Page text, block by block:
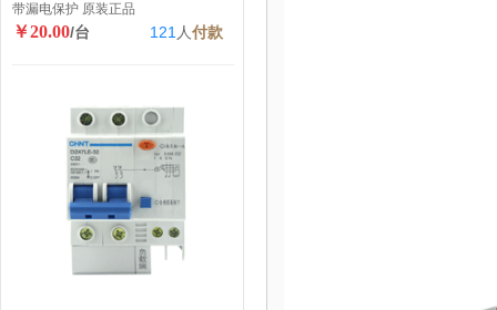
带漏电保护 原装正品
￥20.00/台 121 人付款